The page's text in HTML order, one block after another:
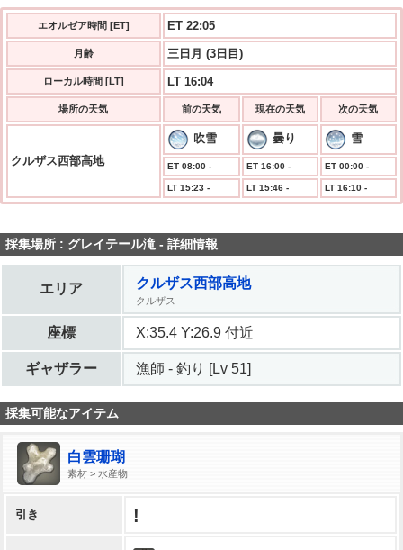
エオルゼア時間 [ET] ET 22:05
月齢 三日月 (3日目)
ローカル時間 [LT] LT 16:04
場所の天気 前の天気 現在の天気 次の天気
クルザス西部高地
吹雪 曇り 雪
ET 08:00 - ET 16:00 - ET 00:00 -
LT 15:23 - LT 15:46 - LT 16:10 -
採集場所 : グレイテール滝 - 詳細情報
エリア クルザス西部高地
クルザス
座標 X:35.4 Y:26.9 付近
ギャザラー 漁師 - 釣り [Lv 51]
採集可能なアイテム
白雲珊瑚
素材 > 水産物
引き !